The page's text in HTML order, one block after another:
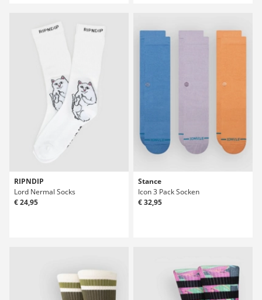
RIPNDIP
Lord Nermal Socks
€ 24,95
Stance
Icon 3 Pack Socken
€ 32,95